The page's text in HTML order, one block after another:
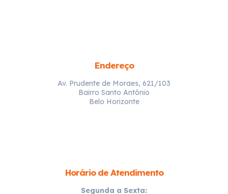
Endereço
Av. Prudente de Moraes, 621/103
Bairro Santo Antônio
Belo Horizonte
Horário de Atendimento
Segunda a Sexta: